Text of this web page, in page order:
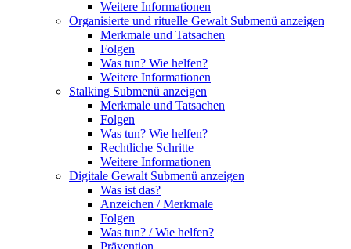
Weitere Informationen
Organisierte und rituelle Gewalt Submenü anzeigen
Merkmale und Tatsachen
Folgen
Was tun? Wie helfen?
Weitere Informationen
Stalking Submenü anzeigen
Merkmale und Tatsachen
Folgen
Was tun? Wie helfen?
Rechtliche Schritte
Weitere Informationen
Digitale Gewalt Submenü anzeigen
Was ist das?
Anzeichen / Merkmale
Folgen
Was tun? / Wie helfen?
Prävention